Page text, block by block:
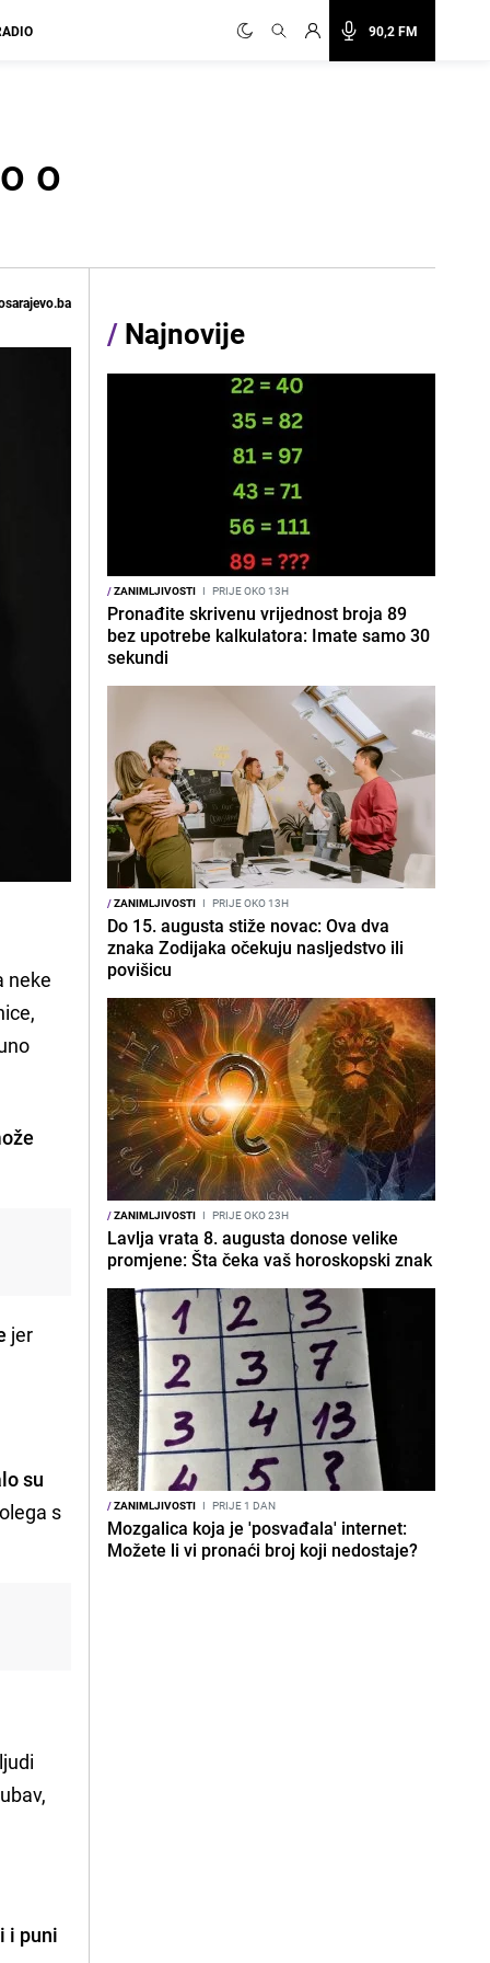
90,2 FM
o
neke
jer
su
s
i puni
/ Najnovije
/ZANIMLJIVOSTI I PRIJE OKO 13H
Pronađite skrivenu vrijednost broja 89
bez upotrebe kalkulatora: Imate samo 30
sekundi
/ZANIMLJIVOSTI I PRIJE OKO 13H
Do 15. augusta stiže novac: Ova dva
znaka Zodijaka očekuju nasljedstvo ili
povišicu
/ZANIMLJIVOSTI I PRIJE OKO 23H
Lavlja vrata 8. augusta donose velike
promjene: Šta čeka vaš horoskopski znak
/ZANIMLJIVOSTI I PRIJE 1 DAN
Mozgalica koja je 'posvađala' internet:
Možete li vi pronaći broj koji nedostaje?